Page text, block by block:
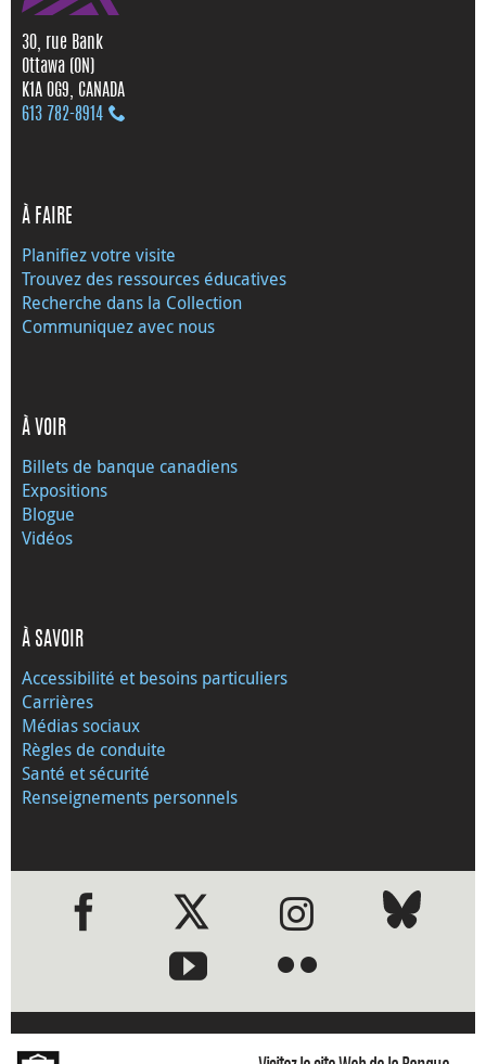
30, rue Bank
Ottawa (ON)
K1A 0G9, CANADA
613 782‑8914
À FAIRE
Planifiez votre visite
Trouvez des ressources éducatives
Recherche dans la Collection
Communiquez avec nous
À VOIR
Billets de banque canadiens
Expositions
Blogue
Vidéos
À SAVOIR
Accessibilité et besoins particuliers
Carrières
Médias sociaux
Règles de conduite
Santé et sécurité
Renseignements personnels
●●